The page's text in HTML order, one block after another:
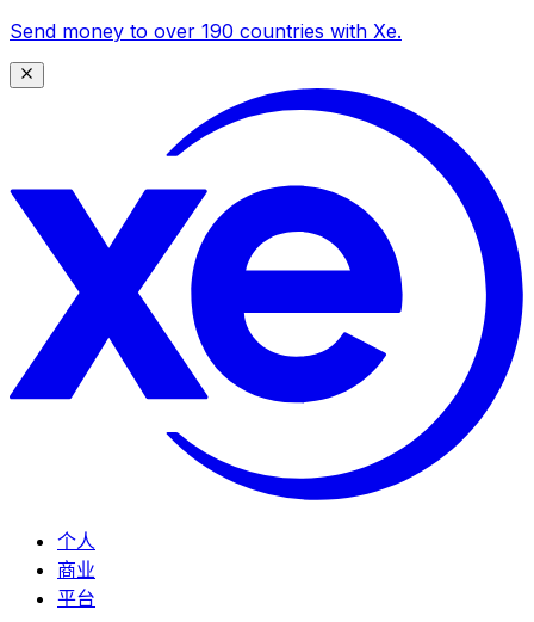
Send money to over 190 countries with Xe.
个人
商业
平台